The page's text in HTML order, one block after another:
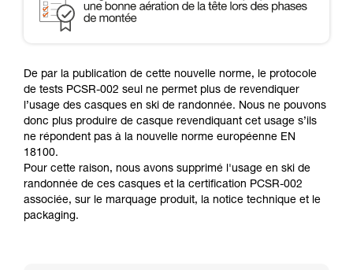
De par la publication de cette nouvelle norme, le protocole
de tests PCSR-002 seul ne permet plus de revendiquer
l’usage des casques en ski de randonnée. Nous ne pouvons
donc plus produire de casque revendiquant cet usage s’ils
ne répondent pas à la nouvelle norme européenne EN
18100.
Pour cette raison, nous avons supprimé l'usage en ski de
randonnée de ces casques et la certification PCSR-002
associée, sur le marquage produit, la notice technique et le
packaging.